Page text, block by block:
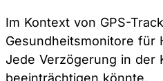
Im Kontext von GPS-
Gesundheitsmonitore für
Jede Verzögerung in der
beeinträchtigen könnte.